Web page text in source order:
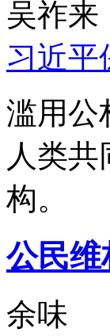
吴祚来
习近平
滥用公
人类
构。
公民维
余味